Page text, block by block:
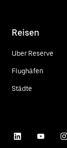
Reisen
Uber Reserve
Flughäfen
Städte